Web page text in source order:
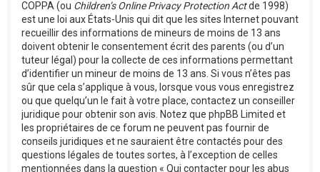
COPPA (ou Children’s Online Privacy Protection Actde 1998)
est une loi aux États-Unis qui dit que les sites Internet pouvant
recueillir des informations de mineurs de moins de 13 ans
doivent obtenir le consentement écrit des parents (ou d’un
tuteur légal) pour la collecte de ces informations permettant
d’identifier un mineur de moins de 13 ans. Si vous n’êtes pas
sûr que cela s’applique à vous, lorsque vous vous enregistrez
ou que quelqu’un le fait à votre place, contactez un conseiller
juridique pour obtenir son avis. Notez que phpBB Limited et
les propriétaires de ce forum ne peuvent pas fournir de
conseils juridiques et ne sauraient être contactés pour des
questions légales de toutes sortes, à l’exception de celles
mentionnées dans la question « Qui contacter pour les abus